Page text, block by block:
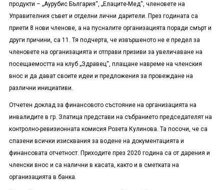
продукти – „Аурубис България“, „Елаците-Мед“, членовете на
Управителния съвет и отделни лични дарители. През годината са
приети 8 нови членове, а на пусналите организацията поради смърт и
други причини, са 11. Тя подчерта, че извършеното не е предел за
членовете на организацията и отправи призиви за увеличаване на
посещаемостта на клуб „Здравец“, плащане навреме на членския
внос и да дават своите идеи и предложения за провеждане на
различни инициативи.
Отчетен доклад за финансовото състояние на организацията на
инвалидите в гр. Златица представи на събранието председателят на
контролно-ревизионната комисия Розета Кулинова. Та посочи, че са
спазени всички изисквания за водене на документацията и
финансовата отчетност. Приходите през 2020 година са от дарения и
членски внос и са налични в касата, както и в сметката на
организацията в банка.